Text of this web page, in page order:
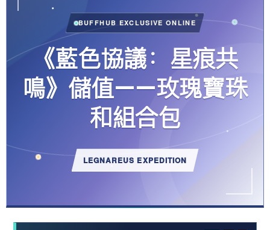
BUFFHUB EXCLUSIVE ONLINE
《藍色協議：星痕共
鳴》儲值——玫瑰寶珠
和組合包
LEGNAREUS EXPEDITION